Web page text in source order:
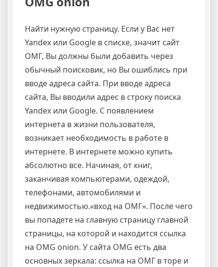
Найти нужную страницу. Если у Вас нет
Yandex или Google в списке, значит сайт
ОМГ, Вы должны были добавить через
обычный поисковик, но Вы ошиблись при
вводе адреса сайта. При вводе адреса
сайта, Вы вводили адрес в строку поиска
Yandex или Google. С появлением
интернета в жизни пользователя,
возникает необходимость в работе в
интернете. В интернете можно купить
абсолютно все. Начиная, от книг,
заканчивая компьютерами, одеждой,
телефонами, автомобилями и
недвижимостью.«вход на ОМГ». После чего
вы попадете на главную страницу главной
страницы, на которой и находится ссылка
на OMG onion. У сайта OMG есть два
основных зеркала: ссылка на ОМГ в торе и